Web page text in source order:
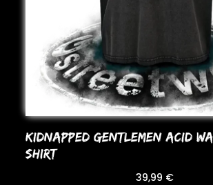
KIDNAPPED GENTLEMEN ACID
SHIRT
39,99 €